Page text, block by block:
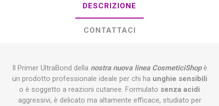
DESCRIZIONE
CONTATTACI
Il Primer UltraBond della nostra nuova linea CosmeticiShopè
un prodotto professionale ideale per chi ha unghie sensibili
o è soggetto a reazioni cutanee. Formulato senza acidi
aggressivi, è delicato ma altamente efficace, studiato per